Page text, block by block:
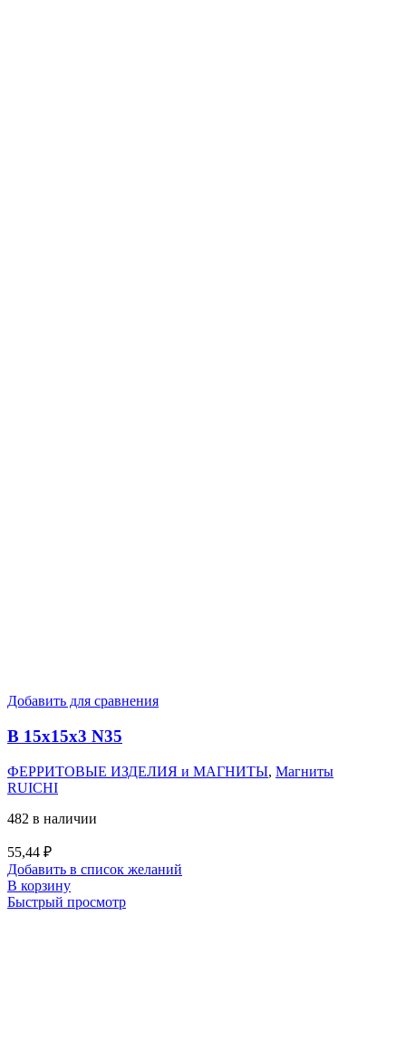
Добавить для сравнения
B 15x15x3 N35
ФЕРРИТОВЫЕ ИЗДЕЛИЯ и МАГНИТЫ, Магниты
RUICHI
482 в наличии
55,44 ₽
Добавить в список желаний
В корзину
Быстрый просмотр